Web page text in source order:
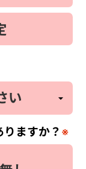
ますか？ ※